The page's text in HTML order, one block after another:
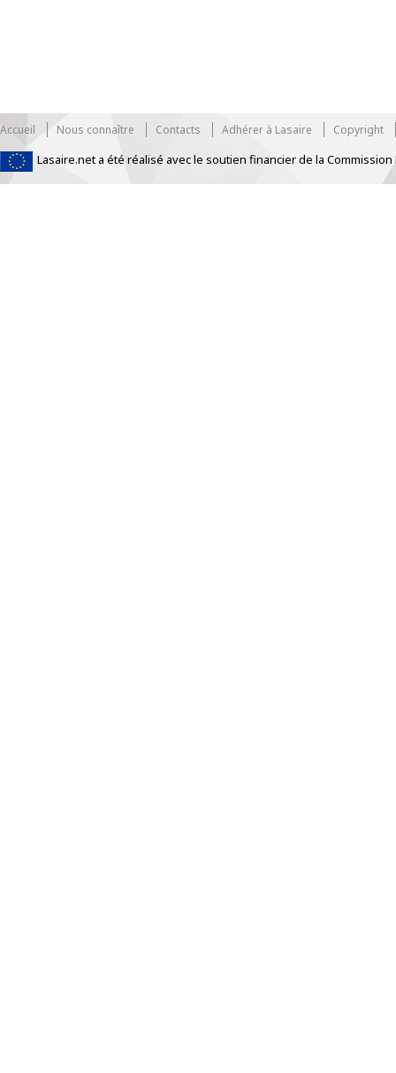
Accueil Nous connaître Contacts Adhérer à Lasaire Copyright
Lasaire.net a été réalisé avec le soutien financier de la
https://www.traditionrolex.com/33